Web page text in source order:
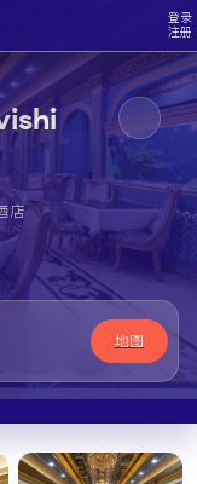
登录
注册
店
地图